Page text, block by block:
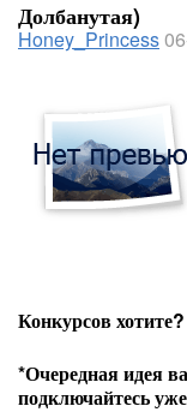
Долбанутая)
Honey_Princess
Конкурсов хотите?
*Очередная идея
подключайтесь